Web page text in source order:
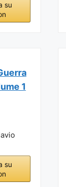
su
1
su